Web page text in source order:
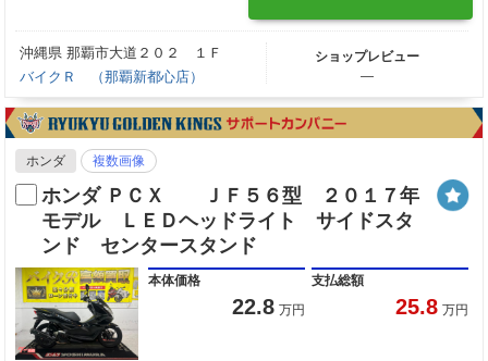
沖縄県 那覇市大道２０２ １Ｆ
バイクＲ （那覇新都心店）
ショップレビュー
―
ホンダ 複数画像
ホンダ ＰＣＸ ＪＦ５６型 ２０１７年
モデル ＬＥＤヘッドライト サイドスタ
ンド センタースタンド
本体価格
22.8 万円
支払総額
25.8 万円